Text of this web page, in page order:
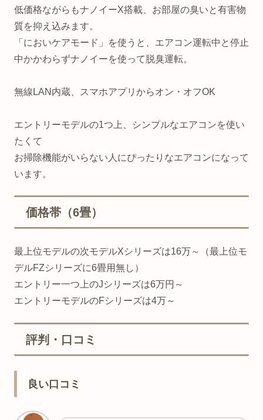
低価格ながらもナノイーX搭載、お部屋の臭いと有害物
質を抑え込みます。
「においケアモード」を使うと、エアコン運転中と停止
中かかわらずナノイーを使って脱臭運転。
無線LAN内蔵、スマホアプリからオン・オフOK
エントリーモデルの1つ上、シンプルなエアコンを使い
たくて
お掃除機能がいらない人にぴったりなエアコンになって
います。
価格帯（6畳）
最上位モデルの次モデルXシリーズは16万～（最上位モ
デルFZシリーズに6畳用無し）
エントリー一つ上のJシリーズは6万円～
エントリーモデルのFシリーズは4万～
評判・口コミ
良い口コミ